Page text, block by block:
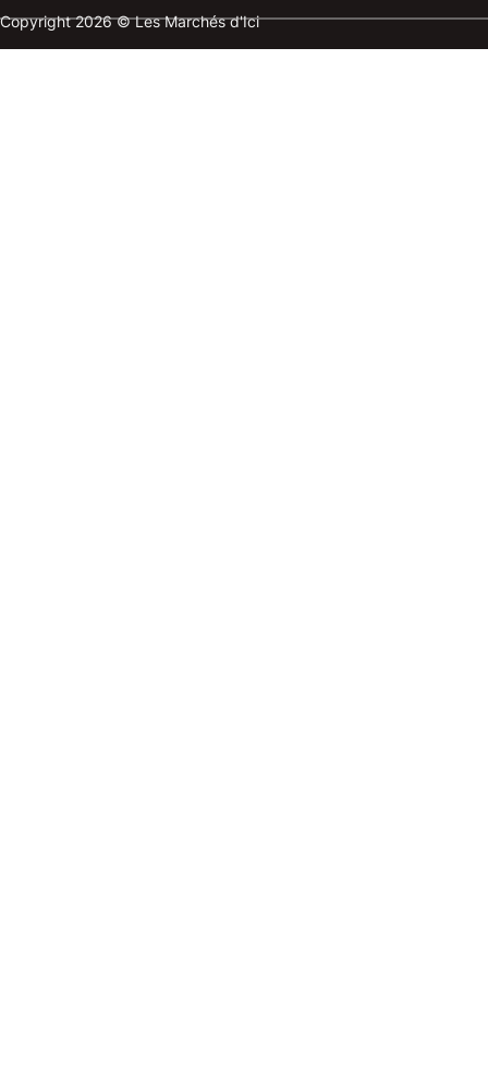
Copyright 2026 © Les Marchés d'Ici